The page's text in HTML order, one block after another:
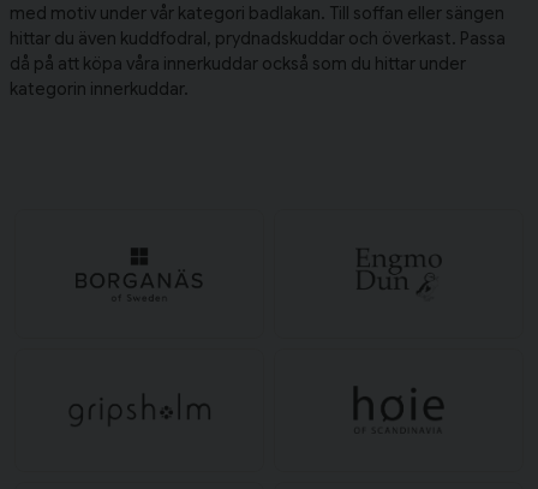
med motiv under vår kategori badlakan. Till soffan eller sängen
hittar du även kuddfodral, prydnadskuddar och överkast. Passa
då på att köpa våra innerkuddar också som du hittar under
kategorin innerkuddar.